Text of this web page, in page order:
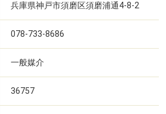
兵庫県神戸市須磨区須磨浦通4-8-2
078-733-8686
一般媒介
36757